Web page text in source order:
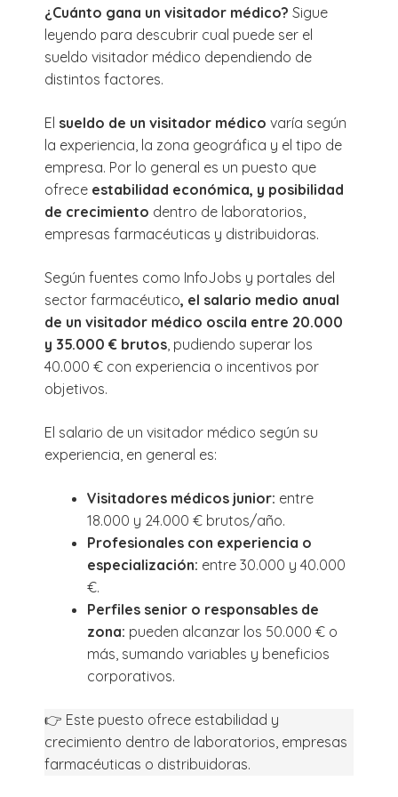
¿Cuánto gana un visitador médico? Sigue
leyendo para descubrir cual puede ser el
sueldo visitador médico dependiendo de
distintos factores.
El sueldo de un visitador médico varía según
la experiencia, la zona geográfica y el tipo de
empresa. Por lo general es un puesto que
ofrece estabilidad económica, y posibilidad
de crecimiento dentro de laboratorios,
empresas farmacéuticas y distribuidoras.
Según fuentes como InfoJobs y portales del
sector farmacéutico, el salario medio anual
de un visitador médico oscila entre 20.000
y 35.000 € brutos , pudiendo superar los
40.000 € con experiencia o incentivos por
objetivos.
El salario de un visitador médico según su
experiencia, en general es:
Visitadores médicos junior: entre
18.000 y 24.000 € brutos/año.
Profesionales con experiencia o
especialización: entre 30.000 y 40.000
€.
Perfiles senior o responsables de
zona: pueden alcanzar los 50.000 € o
más, sumando variables y beneficios
corporativos.
👉 Este puesto ofrece estabilidad y
crecimiento dentro de laboratorios, empresas
farmacéuticas o distribuidoras.